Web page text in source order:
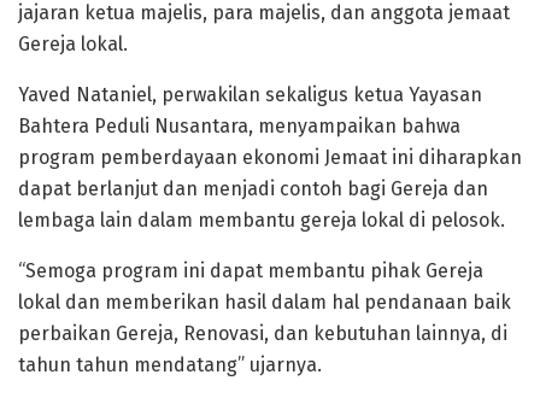
jajaran ketua majelis, para majelis, dan anggota jemaat
Gereja lokal.
Yaved Nataniel, perwakilan sekaligus ketua Yayasan
Bahtera Peduli Nusantara, menyampaikan bahwa
program pemberdayaan ekonomi Jemaat ini diharapkan
dapat berlanjut dan menjadi contoh bagi Gereja dan
lembaga lain dalam membantu gereja lokal di pelosok.
“Semoga program ini dapat membantu pihak Gereja
lokal dan memberikan hasil dalam hal pendanaan baik
perbaikan Gereja, Renovasi, dan kebutuhan lainnya, di
tahun tahun mendatang” ujarnya.